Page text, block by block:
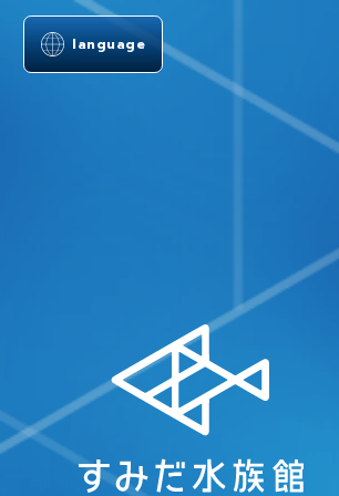
language